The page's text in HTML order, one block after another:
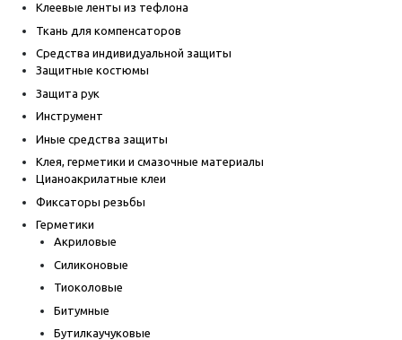
Клеевые ленты из тефлона
Ткань для компенсаторов
Средства индивидуальной защиты
Защитные костюмы
Защита рук
Инструмент
Иные средства защиты
Клея, герметики и смазочные материалы
Цианоакрилатные клеи
Фиксаторы резьбы
Герметики
Акриловые
Силиконовые
Тиоколовые
Битумные
Бутилкаучуковые